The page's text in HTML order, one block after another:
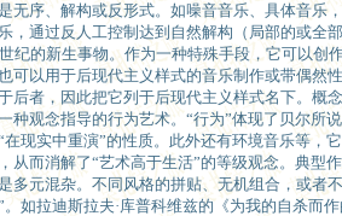
无序、解构或反形式。如噪音音乐、具体音乐
，通过反人工控制达到自然解构（局部的或全
纪的新生事物。作为一种特殊手段，它可以创
可以用于后现代主义样式的音乐制作或带偶然
后者，因此把它列于后现代主义样式名下。概
种观念指导的行为艺术。“行为”体现了贝尔所
在现实中重演”的性质。此外还有环境音乐等，
从而消解了“艺术高于生活”的等级观念。典型
多元混杂。不同风格的拼贴、无机组合，或者
。如拉迪斯拉夫·库普科维兹的《为我的自杀而